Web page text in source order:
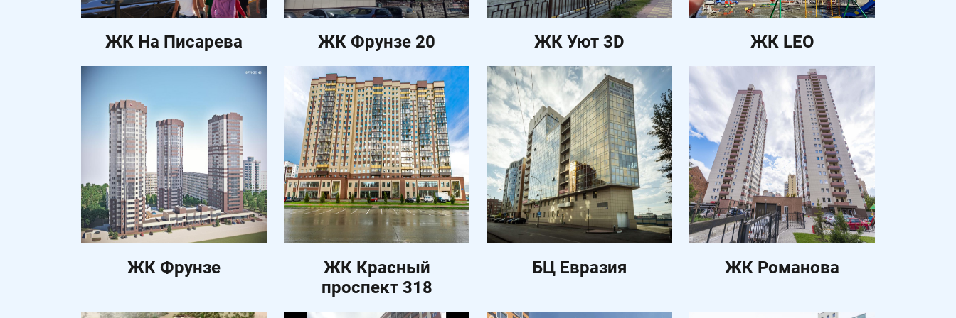
ЖК На Писарева ЖК Фрунзе 20 ЖК Уют 3D ЖК LEO
ЖК Фрунзе
ЖК Красный
проспект 318
БЦ Евразия ЖК Романова